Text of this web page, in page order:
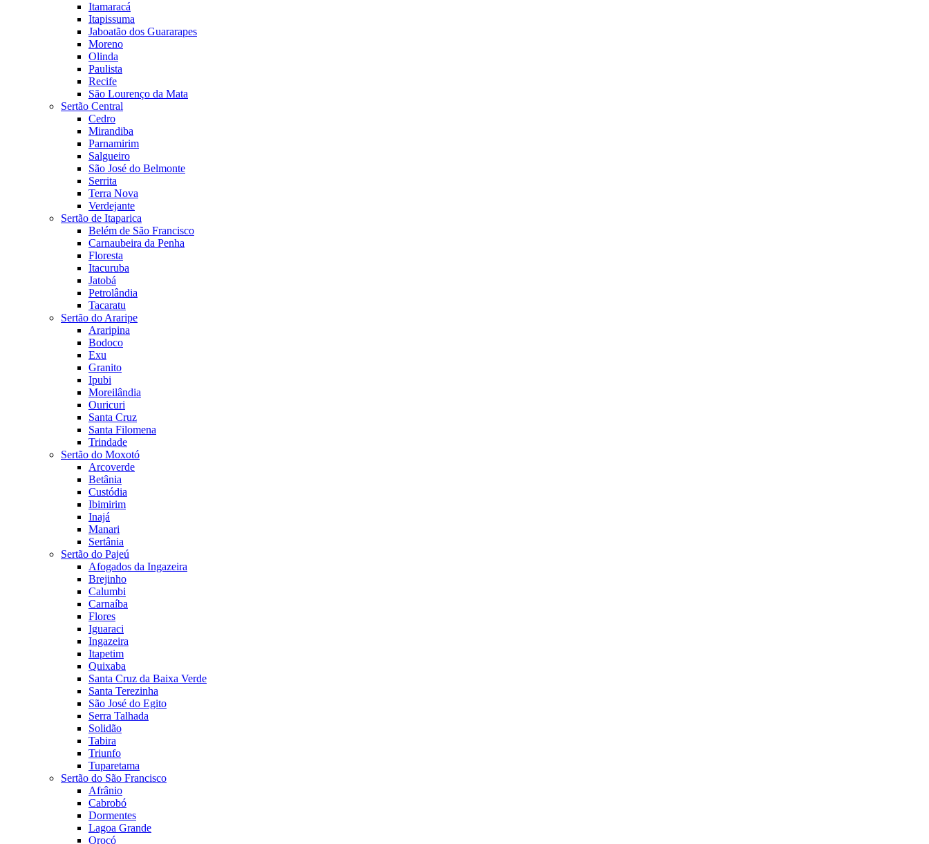
Itamaracá
Itapissuma
Jaboatão dos Guararapes
Moreno
Olinda
Paulista
Recife
São Lourenço da Mata
Sertão Central
Cedro
Mirandiba
Parnamirim
Salgueiro
São José do Belmonte
Serrita
Terra Nova
Verdejante
Sertão de Itaparica
Belém de São Francisco
Carnaubeira da Penha
Floresta
Itacuruba
Jatobá
Petrolândia
Tacaratu
Sertão do Araripe
Araripina
Bodoco
Exu
Granito
Ipubi
Moreilândia
Ouricuri
Santa Cruz
Santa Filomena
Trindade
Sertão do Moxotó
Arcoverde
Betânia
Custódia
Ibimirim
Inajá
Manari
Sertânia
Sertão do Pajeú
Afogados da Ingazeira
Brejinho
Calumbi
Carnaíba
Flores
Iguaraci
Ingazeira
Itapetim
Quixaba
Santa Cruz da Baixa Verde
Santa Terezinha
São José do Egito
Serra Talhada
Solidão
Tabira
Triunfo
Tuparetama
Sertão do São Francisco
Afrânio
Cabrobó
Dormentes
Lagoa Grande
Orocó